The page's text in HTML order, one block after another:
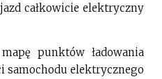
całkowicie elektryczny
punktów ładowania
samochodu elektrycznego